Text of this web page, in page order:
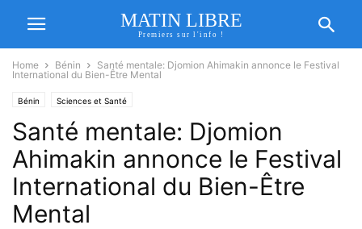
MATIN LIBRE
Premiers sur l'info !
Home Bénin
Santé mentale: Djomion Ahimakin annonce le Festival
International du Bien-Être Mental
Bénin Sciences et Santé
Santé mentale: Djomion
Ahimakin annonce le Festival
International du Bien-Être
Mental